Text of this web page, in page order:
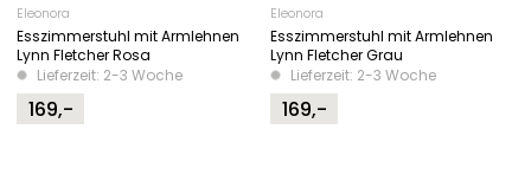
Eleonora
Esszimmerstuhl mit Armlehnen
Lynn Fletcher Rosa
Lieferzeit: 2-3 Woche
169,-
Eleonora
Esszimmerstuhl mit Armlehnen
Lynn Fletcher Grau
Lieferzeit: 2-3 Woche
169,-